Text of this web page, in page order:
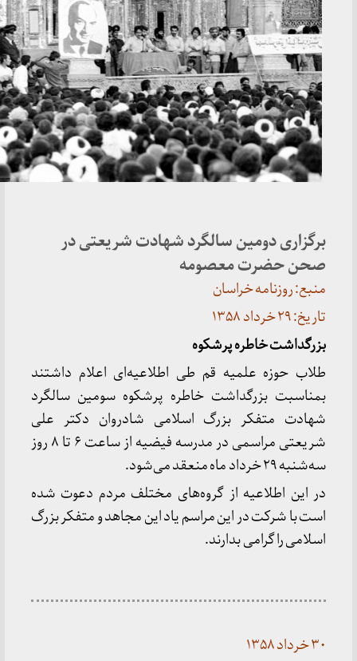
برگزاری دومین سالگرد شهادت شریعتی در
صحن حضرت معصومه
منبع: روزنامه خراسان
تاریخ: ۲۹ خرداد ۱۳۵۸
بزرگداشت خاطره پرشکوه
طلاب حوزه علمیه قم طی اطلاعیه‌ای اعلام داشتند
بمناسبت بزرگداشت خاطره پرشکوه سومین سالگرد
شهادت متفکر بزرگ اسلامی شادروان دکتر علی
شریعتی مراسمی در مدرسه فیضیه از ساعت ۶ تا ۸ روز
سه‌شنبه ۲۹ خرداد ماه منعقد می‌شود.
در این اطلاعیه از گروه‌های مختلف مردم دعوت شده
است با شرکت در این مراسم یاد این مجاهد و متفکر بزرگ
اسلامی را گرامی بدارند.